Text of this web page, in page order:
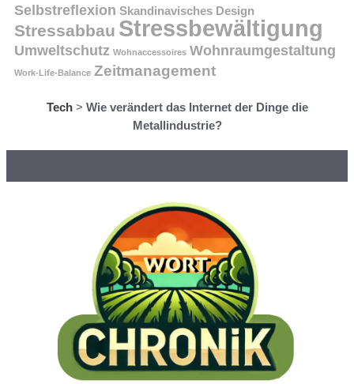
Selbstreflexion Skandinavisches Design
Stressabbau Stressbewältigung
Umweltschutz Wohnaccessoires Wohnraumgestaltung
Work-Life-Balance Zeitmanagement
Tech> Wie verändert das Internet der Dinge die
Metallindustrie?